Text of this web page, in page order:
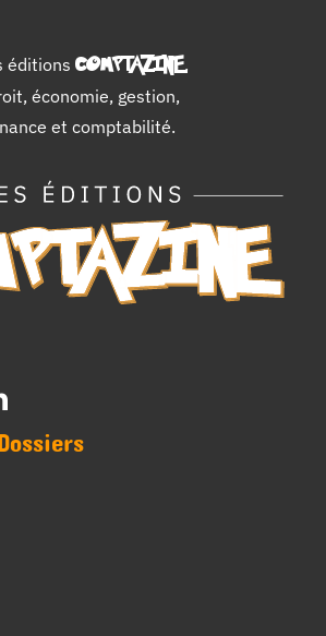
éditions COMPTAZINE.
économie, gestion,
et comptabilité.